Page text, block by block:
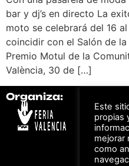
bar y dj’s en directo La
moto se celebrará del 16
coincidir con el Salón de la
Premio Motul de la
València, 30 de […]
Organiza:
Bonos
los
Valencia
Este
propias
mejorar
como